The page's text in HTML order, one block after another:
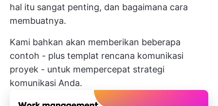
hal itu sangat penting, dan bagaimana cara
membuatnya.
Kami bahkan akan memberikan beberapa
contoh - plus templat rencana komunikasi
proyek - untuk mempercepat strategi
komunikasi Anda.